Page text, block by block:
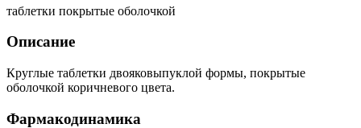
таблетки покрытые оболочкой
Описание
Круглые таблетки двояковыпуклой формы, покрытые
оболочкой коричневого цвета.
Фармакодинамика